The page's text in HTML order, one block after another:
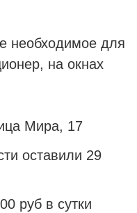
необходимое для
на окнах
Мира, 17
оставили 29
руб в сутки